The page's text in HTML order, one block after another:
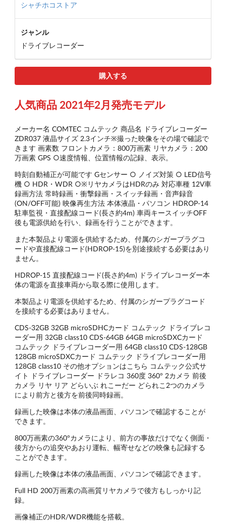
シャチホコストア
ジャンル
ドライブレコーダー
購入する
人気商品 2021年2月発売モデル
メーカー名 COMTEC コムテック 商品名 ドライブレコーダー
ZDR037 液晶サイズ 2.3インチ※撮った映像をその場で確認で
きます 画素数 フロントカメラ：800万画素 リヤカメラ：200
万画素 GPS ○速度情報、位置情報の記録、表示。
時刻自動補正が可能です Gセンサー ○ ノイズ対策 ○ LED信号
機 ○ HDR・WDR ○※リヤカメラはHDRのみ 対応車種 12V車
録画方法 常時録画・衝撃録画・スイッチ録画・音声録音
(ON/OFF可能) 映像再生方法 本体液晶・パソコン HDROP-14
駐車監視・直接配線コード(長さ約4m) 車両キースイッチOFF
後も電源供給を行い、録画を行うことができます。
また本製品より電源を供給するため、付属のシガープラグコ
ードや直接配線コード(HDROP-15)を別途接続する必要はあり
ません。
HDROP-15 直接配線コード(長さ約4m) ドライブレコーダー本
体の電源を直接車両から取る際に使用します。
本製品より電源を供給するため、付属のシガープラグコード
を接続する必要はありません。
CDS-32GB 32GB microSDHCカード コムテック ドライブレコ
ーダー用 32GB class10 CDS-64GB 64GB microSDXCカード
コムテック ドライブレコーダー用 64GB class10 CDS-128GB
128GB microSDXCカード コムテック ドライブレコーダー用
128GB class10 その他オプションはこちら コムテック公式サ
イト ドライブレコーダー ドラレコ 360度 360° 2カメラ 前後
カメラ リヤ リア どらいぶ れこーだー どられこ2つのカメラ
により前方と後方を前後同時録画。
録画した映像は本体の液晶画面、パソコンで確認することが
できます。
800万画素の360°カメラにより、前方の事故だけでなく側面・
後方からの追突やあおり運転、幅寄せなどの映像も記録する
ことができます。
録画した映像は本体の液晶画面、パソコンで確認できます。
Full HD 200万画素の高画質リヤカメラで後方もしっかり記
録。
画像補正のHDR/WDR機能を搭載。